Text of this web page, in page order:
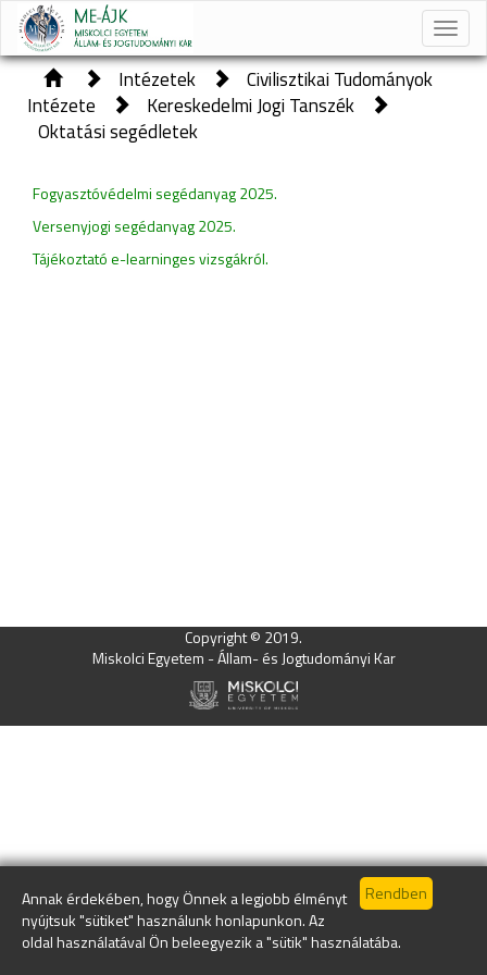
Annak érdekében, hogy Önnek a legjobb élményt
nyújtsuk "sütiket" használunk honlapunkon. Az
oldal használatával Ön beleegyezik a "sütik" használatába.
Toggle
Intézetek
Civilisztikai Tudományok
Intézete
Kereskedelmi Jogi Tanszék
Oktatási segédletek
Fogyasztóvédelmi segédanyag 2025.
Versenyjogi segédanyag 2025.
Tájékoztató e-learninges vizsgákról.
Copyright © 2019.
Miskolci Egyetem - Állam- és Jogtudományi Kar